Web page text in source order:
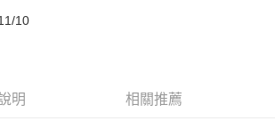
10
明 相關推薦